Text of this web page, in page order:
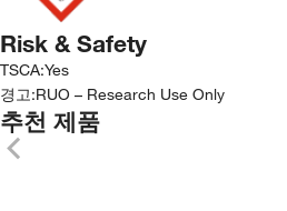
Risk & Safety
TSCA:Yes
경고:RUO – Research Use Only
추천 제품